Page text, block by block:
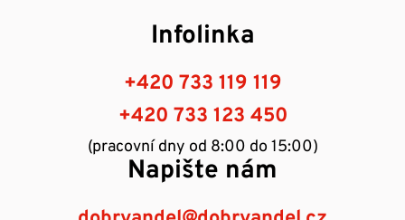
Infolinka
+420 733 119 119
+420 733 123 450
(pracovní dny od 8:00 do 15:00)
Napište nám